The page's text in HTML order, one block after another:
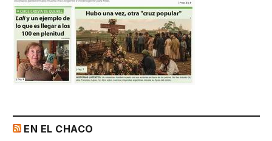
EN EL CHACO